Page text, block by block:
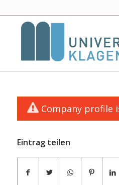
Company profile
Eintrag teilen